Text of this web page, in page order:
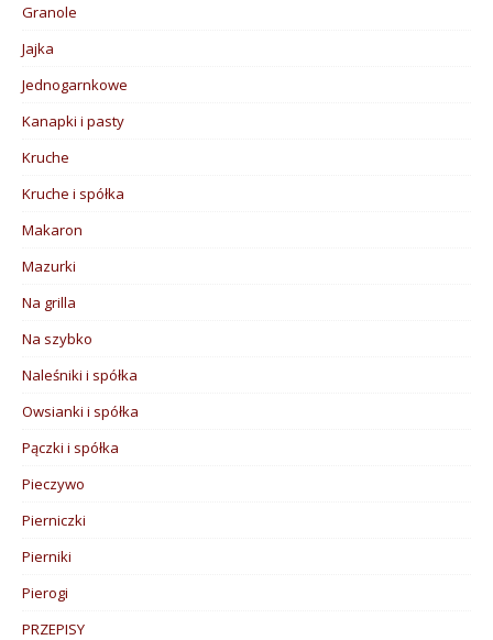
Granole
Jajka
Jednogarnkowe
Kanapki i pasty
Kruche
Kruche i spółka
Makaron
Mazurki
Na grilla
Na szybko
Naleśniki i spółka
Owsianki i spółka
Pączki i spółka
Pieczywo
Pierniczki
Pierniki
Pierogi
PRZEPISY